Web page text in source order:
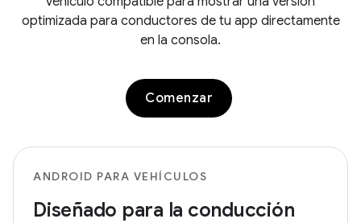
optimizada para conductores de tu app directamente
en la consola.
Comenzar
ANDROID PARA VEHÍCULOS
Diseñado para la conducción